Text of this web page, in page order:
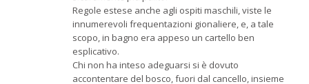
Regole estese anche agli ospiti maschili, viste le
innumerevoli frequentazioni gionaliere, e, a tale
scopo, in bagno era appeso un cartello ben
esplicativo.
Chi non ha inteso adeguarsi si è dovuto
accontentare del bosco, fuori dal cancello, insieme